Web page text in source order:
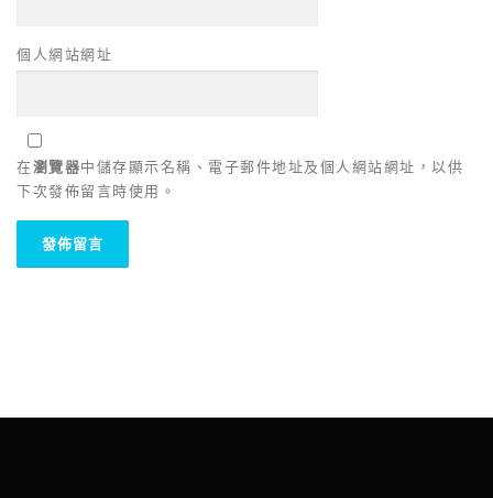
個人網站網址
在瀏覽器中儲存顯示名稱、電子郵件地址及個人網站網址，以供
下次發佈留言時使用。